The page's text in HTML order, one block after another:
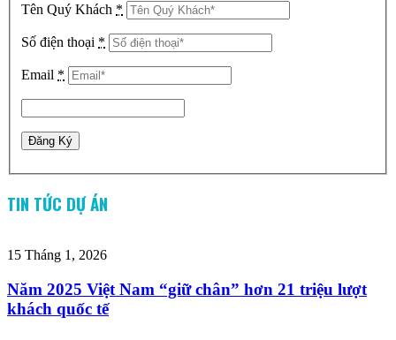
Tên Quý Khách *
Số điện thoại *
Email *
TIN TỨC DỰ ÁN
15 Tháng 1, 2026
Năm 2025 Việt Nam “giữ chân” hơn 21 triệu lượt
khách quốc tế